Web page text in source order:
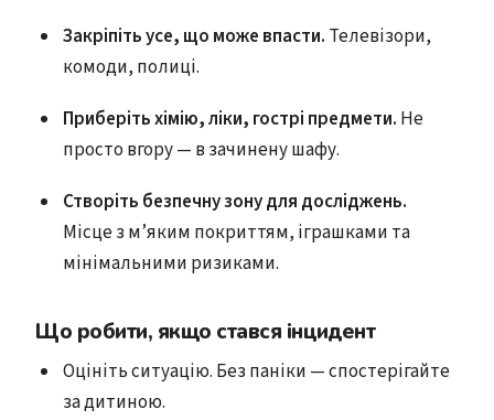
Закріпіть усе, що може впасти. Телевізори,
комоди, полиці.
Приберіть хімію, ліки, гострі предмети. Не
просто вгору — в зачинену шафу.
Створіть безпечну зону для досліджень.
Місце з м’яким покриттям, іграшками та
мінімальними ризиками.
Що робити, якщо стався інцидент
Оцініть ситуацію. Без паніки — спостерігайте
за дитиною.